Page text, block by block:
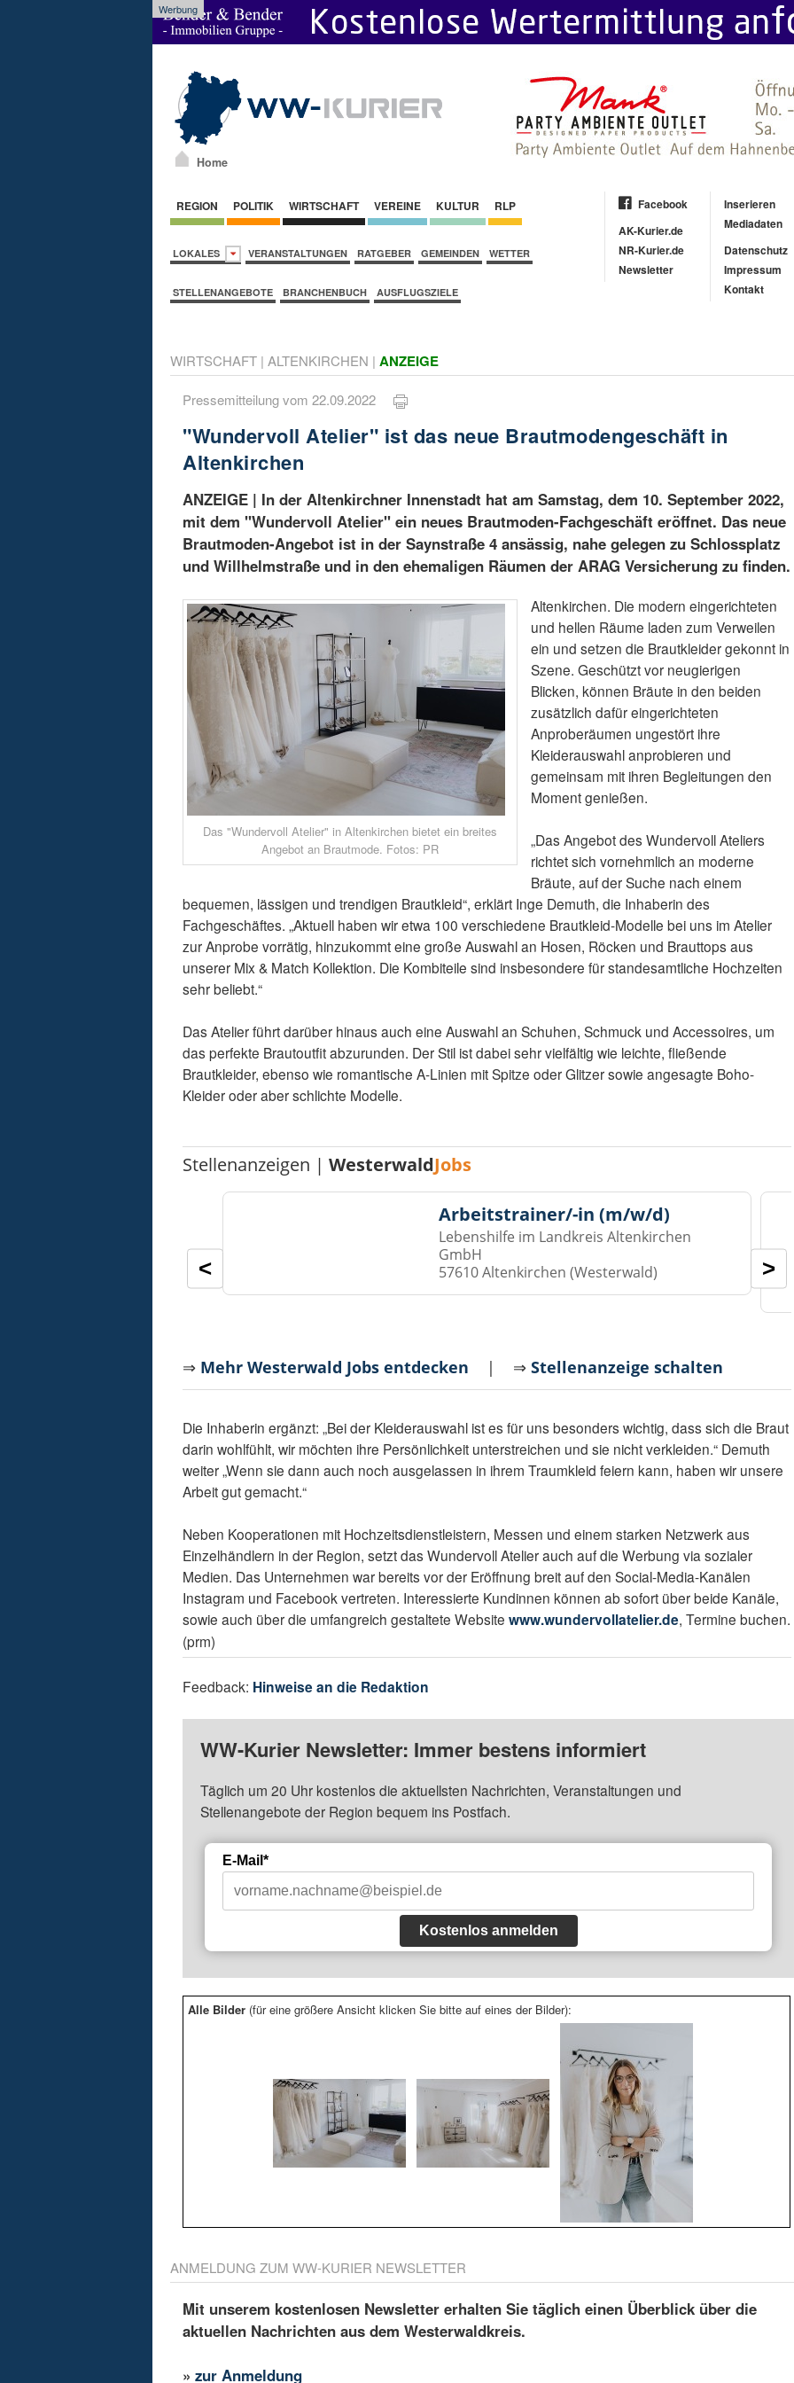
Werbung
Home
REGION POLITIK WIRTSCHAFT VEREINE KULTUR RLP
LOKALES VERANSTALTUNGEN RATGEBER GEMEINDEN WETTER
STELLENANGEBOTE BRANCHENBUCH AUSFLUGSZIELE
Facebook
AK-Kurier.de
NR-Kurier.de
Newsletter
Inserieren
Mediadaten
Datenschutz
Impressum
Kontakt
WIRTSCHAFT | ALTENKIRCHEN | ANZEIGE
Pressemitteilung vom 22.09.2022
"Wundervoll Atelier" ist das neue Brautmodengeschäft in
Altenkirchen
ANZEIGE | In der Altenkirchner Innenstadt hat am Samstag, dem 10. September 2022,
mit dem "Wundervoll Atelier" ein neues Brautmoden-Fachgeschäft eröffnet. Das neue
Brautmoden-Angebot ist in der Saynstraße 4 ansässig, nahe gelegen zu Schlossplatz
und Willhelmstraße und in den ehemaligen Räumen der ARAG Versicherung zu finden.
Das "Wundervoll Atelier" in Altenkirchen bietet ein breites
Angebot an Brautmode. Fotos: PR
Altenkirchen. Die modern eingerichteten
und hellen Räume laden zum Verweilen
ein und setzen die Brautkleider gekonnt in
Szene. Geschützt vor neugierigen
Blicken, können Bräute in den beiden
zusätzlich dafür eingerichteten
Anproberäumen ungestört ihre
Kleiderauswahl anprobieren und
gemeinsam mit ihren Begleitungen den
Moment genießen.
„Das Angebot des Wundervoll Ateliers
richtet sich vornehmlich an moderne
Bräute, auf der Suche nach einem
bequemen, lässigen und trendigen Brautkleid“, erklärt Inge Demuth, die Inhaberin des
Fachgeschäftes. „Aktuell haben wir etwa 100 verschiedene Brautkleid-Modelle bei uns im Atelier
zur Anprobe vorrätig, hinzukommt eine große Auswahl an Hosen, Röcken und Brauttops aus
unserer Mix & Match Kollektion. Die Kombiteile sind insbesondere für standesamtliche Hochzeiten
sehr beliebt.“
Das Atelier führt darüber hinaus auch eine Auswahl an Schuhen, Schmuck und Accessoires, um
das perfekte Brautoutfit abzurunden. Der Stil ist dabei sehr vielfältig wie leichte, fließende
Brautkleider, ebenso wie romantische A-Linien mit Spitze oder Glitzer sowie angesagte Boho-
Kleider oder aber schlichte Modelle.
Stellenanzeigen |WesterwaldJobs
Arbeitstrainer/-in (m/w/d)
Lebenshilfe im Landkreis Altenkirchen
GmbH
57610 Altenkirchen (Westerwald)
< >
⇒ Mehr Westerwald Jobs entdecken | ⇒Stellenanzeige schalten
Die Inhaberin ergänzt: „Bei der Kleiderauswahl ist es für uns besonders wichtig, dass sich die Braut
darin wohlfühlt, wir möchten ihre Persönlichkeit unterstreichen und sie nicht verkleiden.“ Demuth
weiter „Wenn sie dann auch noch ausgelassen in ihrem Traumkleid feiern kann, haben wir unsere
Arbeit gut gemacht.“
Neben Kooperationen mit Hochzeitsdienstleistern, Messen und einem starken Netzwerk aus
Einzelhändlern in der Region, setzt das Wundervoll Atelier auch auf die Werbung via sozialer
Medien. Das Unternehmen war bereits vor der Eröffnung breit auf den Social-Media-Kanälen
Instagram und Facebook vertreten. Interessierte Kundinnen können ab sofort über beide Kanäle,
sowie auch über die umfangreich gestaltete Websitewww.wundervollatelier.de, Termine buchen.
(prm)
Feedback: Hinweise an die Redaktion
WW-Kurier Newsletter: Immer bestens informiert
Täglich um 20 Uhr kostenlos die aktuellsten Nachrichten, Veranstaltungen und
Stellenangebote der Region bequem ins Postfach.
E-Mail*
Kostenlos anmelden
Alle Bilder (für eine größere Ansicht klicken Sie bitte auf eines der Bilder):
ANMELDUNG ZUM WW-KURIER NEWSLETTER
Mit unserem kostenlosen Newsletter erhalten Sie täglich einen Überblick über die
aktuellen Nachrichten aus dem Westerwaldkreis.
»zur Anmeldung